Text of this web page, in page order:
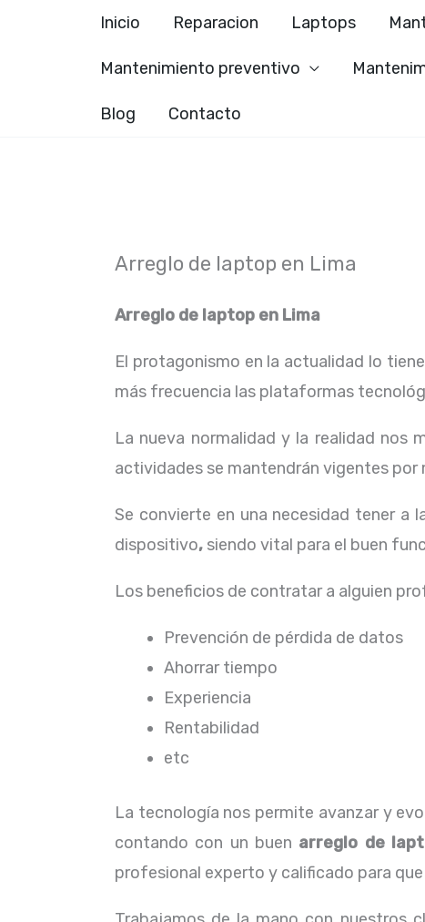
Inicio Reparacion Laptops
Mantenimiento preventivo
Blog Contacto
Arreglo de laptop en Lima
Arreglo de laptop en Lima
El protagonismo en la actualidad lo
más frecuencia las plataformas
La nueva normalidad y la realidad nos
actividades se mantendrán vigentes
Se convierte en una necesidad tener a
dispositivo, siendo vital para el buen
Los beneficios de contratar a alguien
Prevención de pérdida de datos
Ahorrar tiempo
Experiencia
Rentabilidad
etc
La tecnología nos permite avanzar y
contando con un buen arreglo de
profesional experto y calificado para